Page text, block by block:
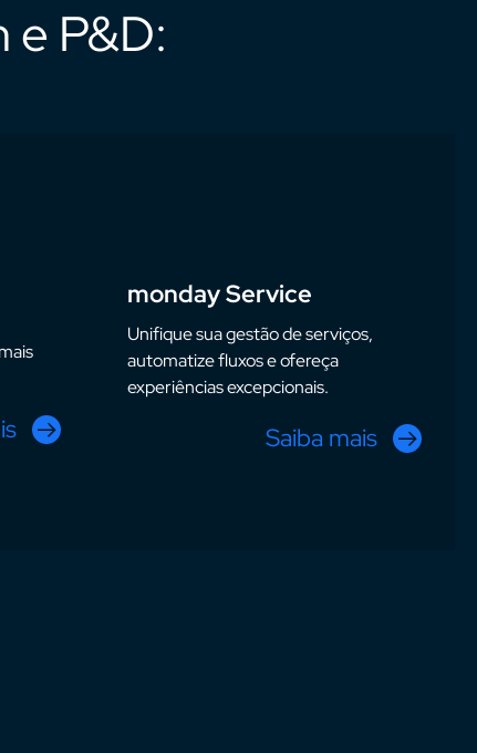
P&D:
monday Service
Unifique sua gestão de serviços,
automatize fluxos e ofereça
experiências excepcionais.
Saiba mais